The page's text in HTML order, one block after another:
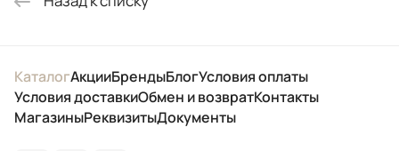
КаталогАкцииБрендыБлогУсловия оплаты
Условия доставкиОбмен и возвратКонтакты
МагазиныРеквизитыДокументы